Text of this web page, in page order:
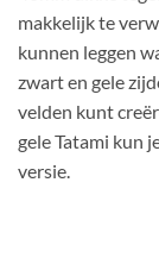
makkelijk te
kunnen leggen
zwart en gele
velden kunt
gele Tatami kun
versie.